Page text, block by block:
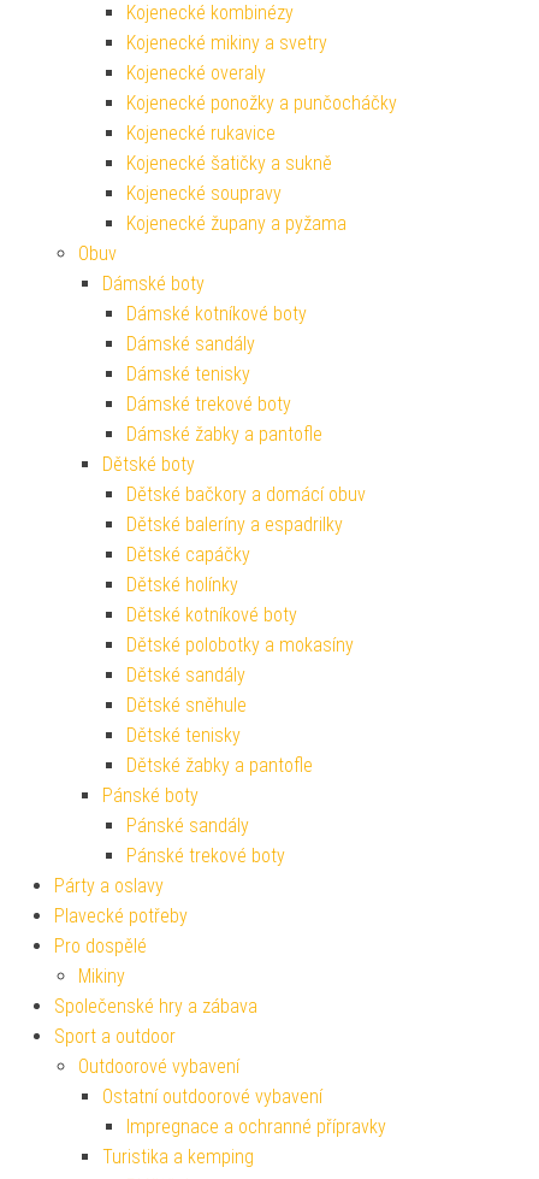
Kojenecké kombinézy
Kojenecké mikiny a svetry
Kojenecké overaly
Kojenecké ponožky a punčocháčky
Kojenecké rukavice
Kojenecké šatičky a sukně
Kojenecké soupravy
Kojenecké župany a pyžama
Obuv
Dámské boty
Dámské kotníkové boty
Dámské sandály
Dámské tenisky
Dámské trekové boty
Dámské žabky a pantofle
Dětské boty
Dětské bačkory a domácí obuv
Dětské baleríny a espadrilky
Dětské capáčky
Dětské holínky
Dětské kotníkové boty
Dětské polobotky a mokasíny
Dětské sandály
Dětské sněhule
Dětské tenisky
Dětské žabky a pantofle
Pánské boty
Pánské sandály
Pánské trekové boty
Párty a oslavy
Plavecké potřeby
Pro dospělé
Mikiny
Společenské hry a zábava
Sport a outdoor
Outdoorové vybavení
Ostatní outdoorové vybavení
Impregnace a ochranné přípravky
Turistika a kemping